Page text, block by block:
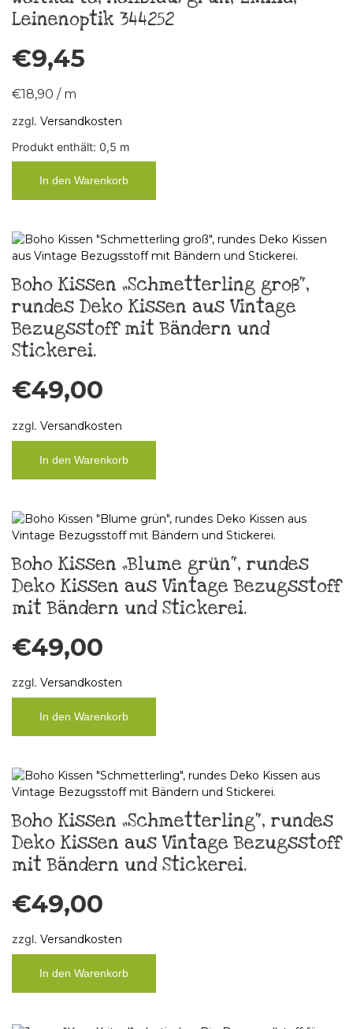
Leinenoptik 344252
€9,45
€18,90 / m
zzgl. Versandkosten
Produkt enthält: 0,5 m
In den Warenkorb
Boho Kissen „Schmetterling groß“,
rundes Deko Kissen aus Vintage
Bezugsstoff mit Bändern und
Stickerei.
€49,00
zzgl. Versandkosten
In den Warenkorb
Boho Kissen „Blume grün“, rundes
Deko Kissen aus Vintage Bezugsstoff
mit Bändern und Stickerei.
€49,00
zzgl. Versandkosten
In den Warenkorb
Boho Kissen „Schmetterling“, rundes
Deko Kissen aus Vintage Bezugsstoff
mit Bändern und Stickerei.
€49,00
zzgl. Versandkosten
In den Warenkorb